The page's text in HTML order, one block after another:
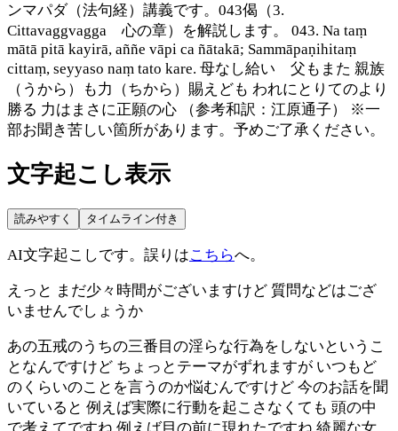
ンマパダ（法句経）講義です。043偈（3.
Cittavaggvagga 心の章）を解説します。 043. Na taṃ
mātā pitā kayirā, aññe vāpi ca ñātakā; Sammāpaṇihitaṃ
cittaṃ, seyyaso naṃ tato kare. 母なし給い 父もまた 親族
（うから）も力（ちから）賜えども われにとりてのより
勝る 力はまさに正願の心 （参考和訳：江原通子） ※一
部お聞き苦しい箇所があります。予めご了承ください。
文字起こし表示
読みやすく タイムライン付き
AI文字起こしです。誤りはこちらへ。
えっと まだ少々時間がございますけど 質問などはござ
いませんでしょうか
あの五戒のうちの三番目の淫らな行為をしないというこ
となんですけど ちょっとテーマがずれますが いつもど
のくらいのことを言うのか悩むんですけど 今のお話を聞
いていると 例えば実際に行動を起こさなくても 頭の中